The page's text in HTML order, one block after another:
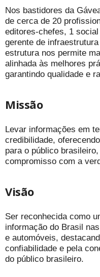
Nos bastidores da
de cerca de 20
editores-chefes, 1
gerente de
estrutura nos permite
alinhada às melhores
garantindo qualidade e
Missão
Levar informações em
credibilidade,
para o público
compromisso com a
Visão
Ser reconhecida como
informação do Brasil
e automóveis,
confiabilidade e pela
do público brasileiro.